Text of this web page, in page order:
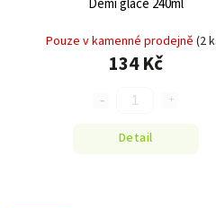
Demi glace 240ml
Pouze v kamenné prodejně(2
134 Kč
Detail